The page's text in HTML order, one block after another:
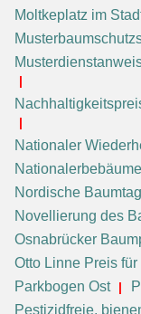
Moltkeplatz im
Nationaler
Nationalerbebäume
Nordische
Novellierung des
Osnabrücker
Otto Linne Preis
Parkbogen Ost
Pestizidfreie,